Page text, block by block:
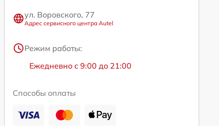
ул. Воровского, 77
Адрес сервисного центра Autel
Режим работы:
Ежедневно с 9:00 до 21:00
Способы оплаты